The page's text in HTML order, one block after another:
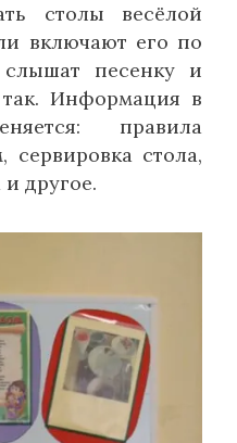
столы весёлой
включают его по
песенку и
так. Информация в
правила
сервировка стола,
другое.